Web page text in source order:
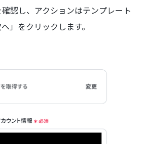
認し、アクションはテンプレート
」をクリックします。